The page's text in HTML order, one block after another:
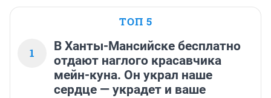
ТОП 5
1
В Ханты-Мансийске бесплатно
отдают наглого красавчика
мейн-куна. Он украл наше
сердце — украдет и ваше